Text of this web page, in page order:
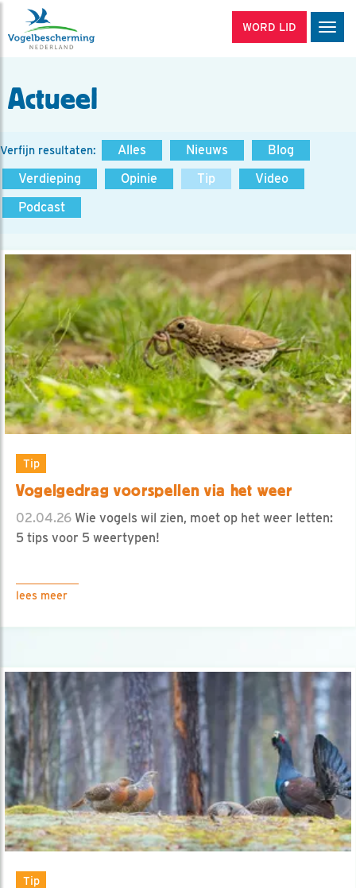
WORD LID
Actueel
Verfijn resultaten: Alles Nieuws
Blog
Verdieping
Opinie Tip
Video
Podcast
Tip
Vogelgedrag voorspellen via het weer
02.04.26 Wie vogels wil zien, moet op het weer letten:
5 tips voor 5 weertypen!
lees meer
Tip